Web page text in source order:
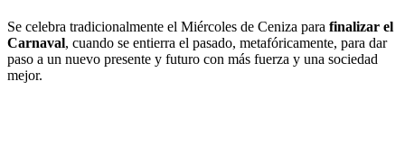
Se celebra tradicionalmente el Miércoles de Ceniza para finalizar el
Carnaval, cuando se entierra el pasado, metafóricamente, para dar
paso a un nuevo presente y futuro con más fuerza y una sociedad
mejor.